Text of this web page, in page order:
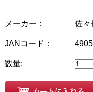
メーカー： 佐々
JANコード：
数量: